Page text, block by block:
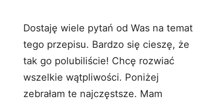
Dostaję wiele pytań od Was na temat
tego przepisu. Bardzo się cieszę, że
tak go polubiliście! Chcę rozwiać
wszelkie wątpliwości. Poniżej
zebrałam te najczęstsze. Mam